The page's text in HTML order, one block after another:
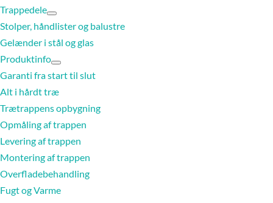
Trappedele
Stolper, håndlister og balustre
Gelænder i stål og glas
Produktinfo
Garanti fra start til slut
Alt i hårdt træ
Trætrappens opbygning
Opmåling af trappen
Levering af trappen
Montering af trappen
Overfladebehandling
Fugt og Varme